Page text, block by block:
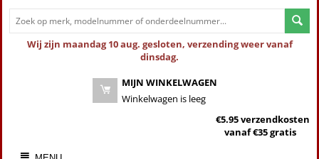
Wij zijn maandag 10 aug. gesloten, verzending weer vanaf
dinsdag.
MIJN WINKELWAGEN
Winkelwagen is leeg
€5.95 verzendkosten
vanaf €35 gratis